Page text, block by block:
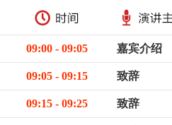
09:00 - 09:05 嘉宾介绍
09:05 - 09:15 致辞
09:15 - 09:25 致辞